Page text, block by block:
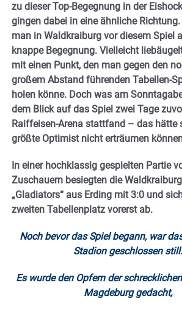
zu dieser Top-Begegnung in der
gingen dabei in eine ähnliche
man in Waldkraiburg vor diesem Spiel
knappe Begegnung. Vielleicht
mit einen Punkt, den man gegen den
großem Abstand führenden Tabellen-
holen könne. Doch was am
dem Blick auf das Spiel zwei Tage
Raiffeisen-Arena stattfand – das hätte
größte Optimist nicht erträumen
In einer hochklassig gespielten Partie
Zuschauern besiegten die
„Gladiators“ aus Erding mit 3:0 und
zweiten Tabellenplatz vorerst ab.
Noch bevor das Spiel begann, war
Stadion geschlossen still.
Es wurde den Opfern der
Magdeburg gedacht,